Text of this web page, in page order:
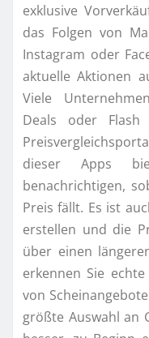
exklusive
das Folgen von
Instagram oder
aktuelle Aktionen
Viele
Deals oder
dieser Apps
benachrichtigen,
Preis fällt. Es ist
erstellen und die
über einen
erkennen Sie
von
größte Auswahl an